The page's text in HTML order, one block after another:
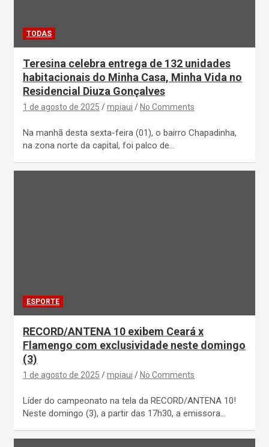
TODAS
Teresina celebra entrega de 132 unidades
habitacionais do Minha Casa, Minha Vida no
Residencial Diuza Gonçalves
1 de agosto de 2025 mpiaui No Comments
Na manhã desta sexta-feira (01), o bairro Chapadinha,
na zona norte da capital, foi palco de…
ESPORTE
RECORD/ANTENA 10 exibem Ceará x
Flamengo com exclusividade neste domingo
(3)
1 de agosto de 2025 mpiaui No Comments
Líder do campeonato na tela da RECORD/ANTENA 10!
Neste domingo (3), a partir das 17h30, a emissora…